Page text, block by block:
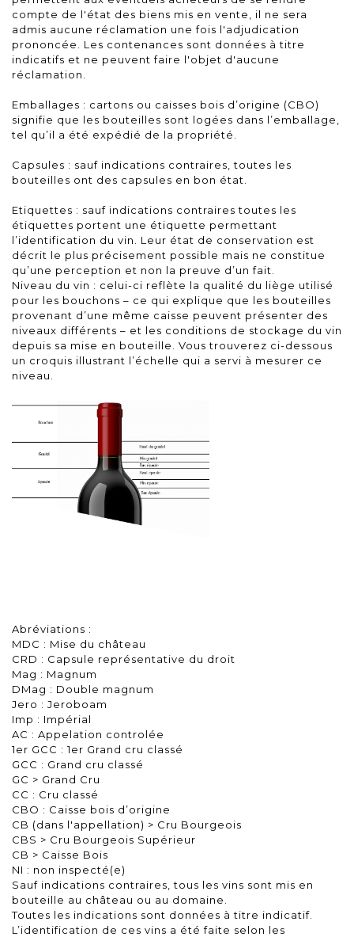
compte de l'état des biens mis en vente, il ne sera
admis aucune réclamation une fois l'adjudication
prononcée. Les contenances sont données à titre
indicatifs et ne peuvent faire l'objet d'aucune
réclamation.
Emballages : cartons ou caisses bois d’origine (CBO)
signifie que les bouteilles sont logées dans l’emballage,
tel qu’il a été expédié de la propriété.
Capsules : sauf indications contraires, toutes les
bouteilles ont des capsules en bon état.
Etiquettes : sauf indications contraires toutes les
étiquettes portent une étiquette permettant
l’identification du vin. Leur état de conservation est
décrit le plus précisement possible mais ne constitue
qu’une perception et non la preuve d’un fait.
Niveau du vin : celui-ci reflète la qualité du liège utilisé
pour les bouchons – ce qui explique que les bouteilles
provenant d’une même caisse peuvent présenter des
niveaux différents – et les conditions de stockage du vin
depuis sa mise en bouteille. Vous trouverez ci-dessous
un croquis illustrant l’échelle qui a servi à mesurer ce
niveau.
Abréviations :
MDC : Mise du château
CRD : Capsule représentative du droit
Mag : Magnum
DMag : Double magnum
Jero : Jeroboam
Imp : Impérial
AC : Appelation controlée
1er GCC : 1er Grand cru classé
GCC : Grand cru classé
GC > Grand Cru
CC : Cru classé
CBO : Caisse bois d’origine
CB (dans l'appellation) > Cru Bourgeois
CBS > Cru Bourgeois Supérieur
CB > Caisse Bois
NI : non inspecté(e)
Sauf indications contraires, tous les vins sont mis en
bouteille au château ou au domaine.
Toutes les indications sont données à titre indicatif.
L’identification de ces vins a été faite selon les